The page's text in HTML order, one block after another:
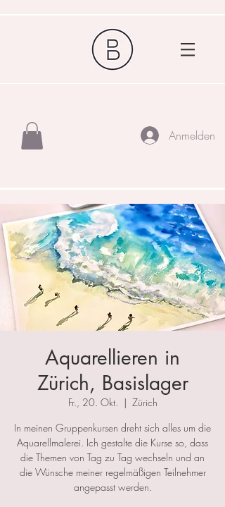
Anmelden
Aquarellieren in
Zürich, Basislager
Fr., 20. Okt.
  |
Zürich
In meinen Gruppenkursen dreht sich alles um die
Aquarellmalerei. Ich gestalte die Kurse so, dass
die Themen von Tag zu Tag wechseln und an
die Wünsche meiner regelmäßigen Teilnehmer
angepasst werden.